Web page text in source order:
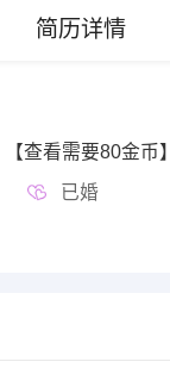
简历详情
【查看需要80金币】
已婚